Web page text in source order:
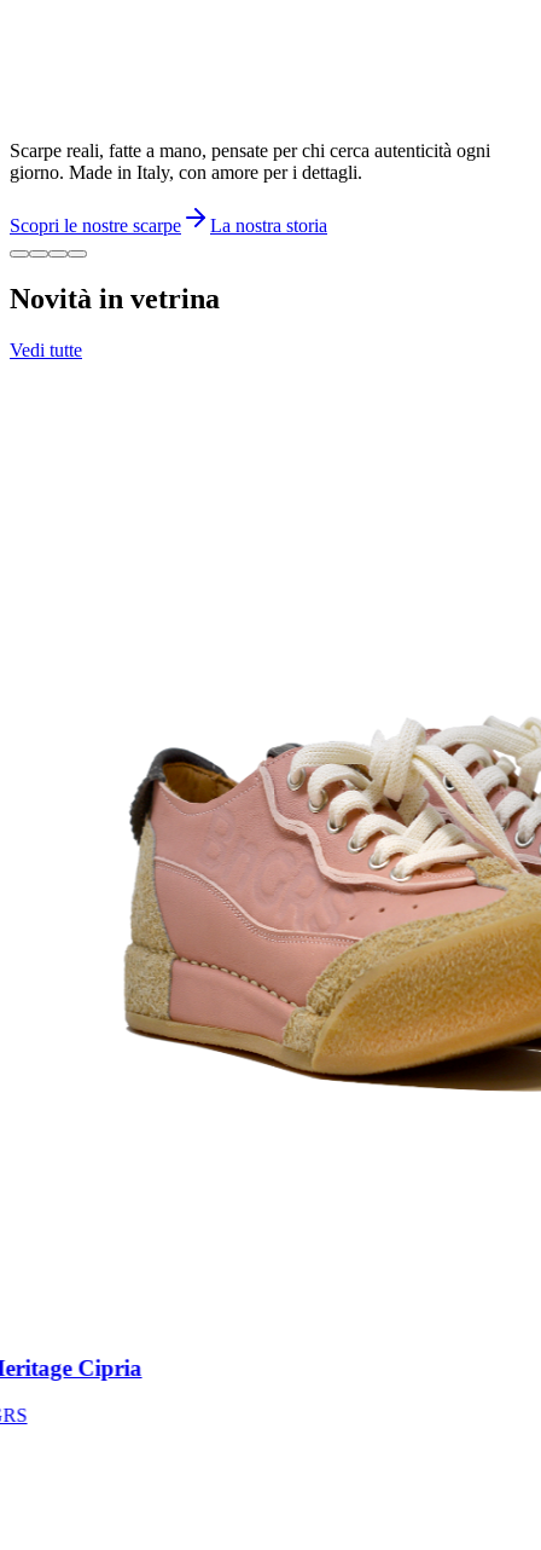
Scarpe reali, fatte a mano, pensate per chi cerca autenticità ogni
giorno. Made in Italy, con amore per i dettagli.
Scopri le nostre scarpe La nostra storia
Novità in vetrina
Vedi tutte
Cipria